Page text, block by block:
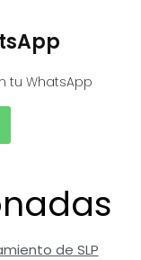
tu WhatsApp
de SLP